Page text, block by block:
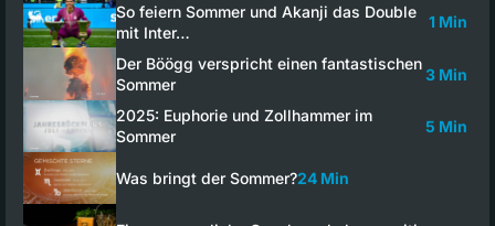
So feiern Sommer und Akanji das Double
mit Inter…
1 Min
Der Böögg verspricht einen fantastischen
Sommer
3 Min
2025: Euphorie und Zollhammer im
Sommer
5 Min
Was bringt der Sommer?24 Min